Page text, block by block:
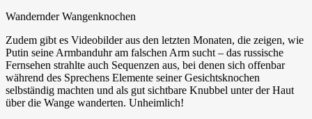
Wandernder Wangenknochen
Zudem gibt es Videobilder aus den letzten Monaten, die zeigen, wie
Putin seine Armbanduhr am falschen Arm sucht – das russische
Fernsehen strahlte auch Sequenzen aus, bei denen sich offenbar
während des Sprechens Elemente seiner Gesichtsknochen
selbständig machten und als gut sichtbare Knubbel unter der Haut
über die Wange wanderten. Unheimlich!